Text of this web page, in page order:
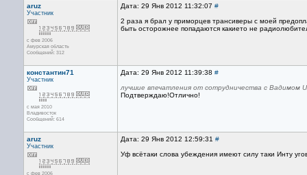
aruz
Участник
с фев 2006
Амурская область
Сообщений: 312
Дата: 29 Янв 2012 11:32:07 #
2 раза я брал у приморцев трансиверы с моей
быть осторожнее попадаются какието не
константин71
Участник
с мая 2010
Владивосток
Сообщений: 614
Дата: 29 Янв 2012 11:39:38 #
лучшие впечатления от сотрудничества с Вадимом
Подтверждаю!Отлично!
aruz
Участник
с фев 2006
Дата: 29 Янв 2012 12:59:31 #
Уф всётаки слова убеждения имеют силу таки Инту